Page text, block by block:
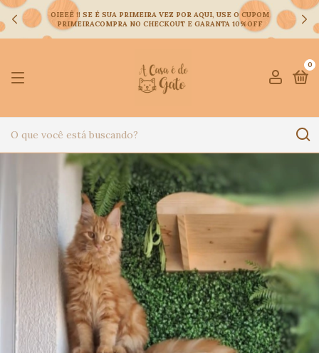
OIEEÊ !! SE É SUA PRIMEIRA VEZ POR AQUI, USE O CUPOM
PRIMEIRACOMPRA NO CHECKOUT E GARANTA 10%OFF
0